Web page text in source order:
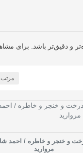
و دقیق‌تر باشد. برای
و خنجر و خاطره / احمد
مروارید